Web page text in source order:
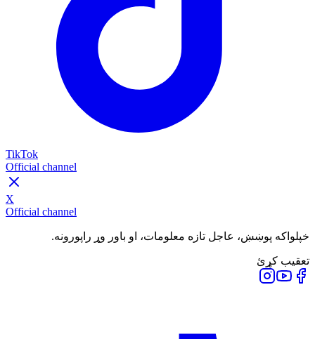
TikTok
Official channel
X
Official channel
خپلواکه پوښښ، عاجل تازه معلومات، او باور وړ راپورونه.
تعقیب کړئ